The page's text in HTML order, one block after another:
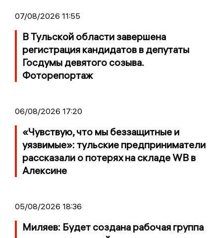
07/08/2026 11:55
В Тульской области завершена
регистрация кандидатов в депутаты
Госдумы девятого созыва.
Фоторепортаж
06/08/2026 17:20
«Чувствую, что мы беззащитные и
уязвимые»: тульские предприниматели
рассказали о потерях на складе WB в
Алексине
05/08/2026 18:36
Миляев: Будет создана рабочая группа